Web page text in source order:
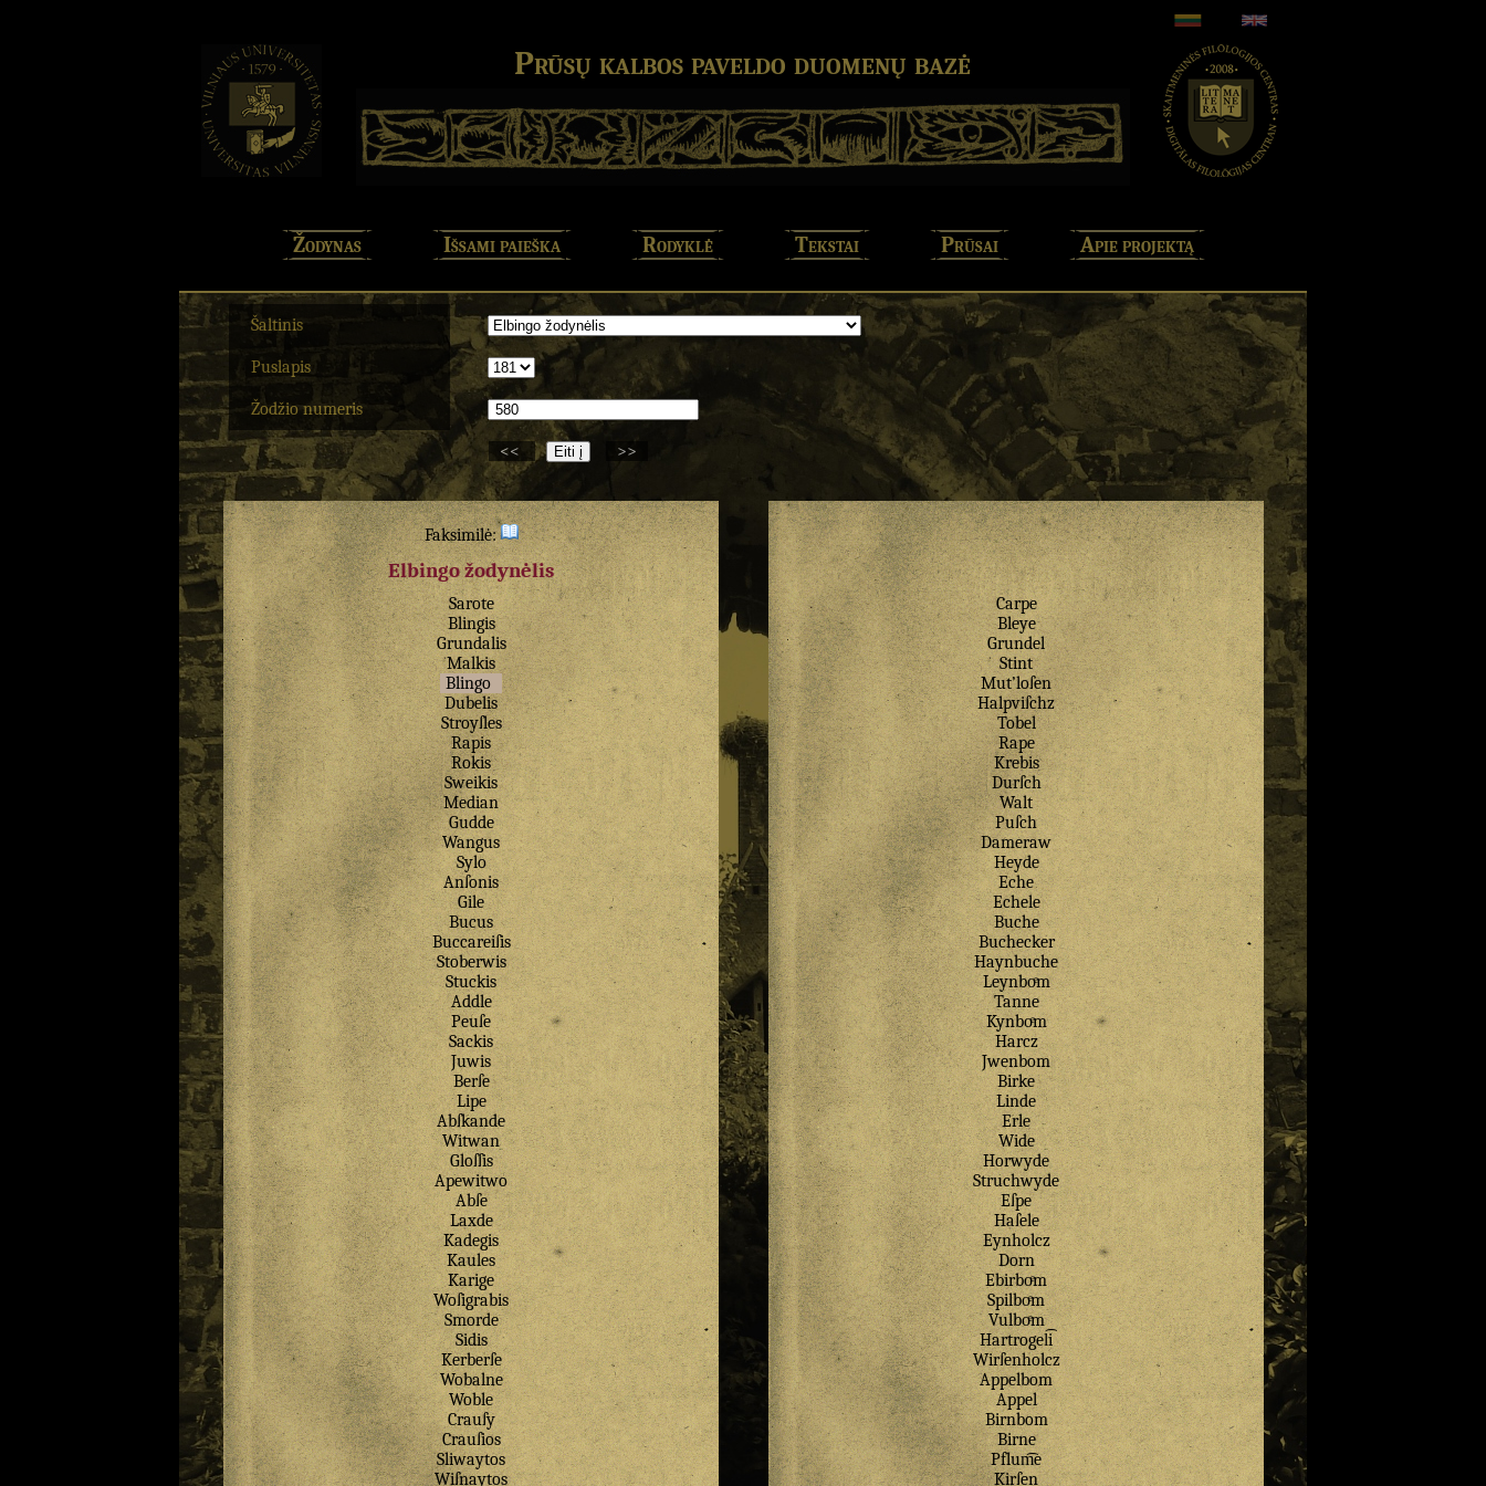
Prūsų kalbos paveldo duomenų bazė
Žodynas Išsami paieška Rodyklė Tekstai Prūsai Apie projektą
Šaltinis
Puslapis
Žodžio numeris
<< >>
Faksimilė:
Elbingo žodynėlis
Sarote
Blingis
Grundalis
Malkis
Blingo
Dubelis
Stroyſles
Rapis
Rokis
Sweikis
Median
Gudde
Wangus
Sylo
Anſonis
Gile
Bucus
Buccareiſis
Stoberwis
Stuckis
Addle
Peuſe
Sackis
Juwis
Berſe
Lipe
Abſkande
Witwan
Gloſſis
Apewitwo
Abſe
Laxde
Kadegis
Kaules
Karige
Woſigrabis
Smorde
Sidis
Kerberſe
Wobalne
Woble
Crauſy
Crauſios
Sliwaytos
Wiſnaytos
Carpe
Bleye
Grundel
Stint
Mut’loſen
Halpviſchz
Tobel
Rape
Krebis
Durſch
Walt
Puſch
Dameraw
Heyde
Eche
Echele
Buche
Buchecker
Haynbuche
Leynboͤm
Tanne
Kynboͤm
Harcz
Jwenbom
Birke
Linde
Erle
Wide
Horwyde
Struchwyde
Eſpe
Haſele
Eynholcz
Dorn
Ebirboͤm
Spilboͤm
Vulboͤm
Hartrogel͡i
Wirſenholcz
Appelbom
Appel
Birnbom
Birne
Pflum͡e
Kirſen